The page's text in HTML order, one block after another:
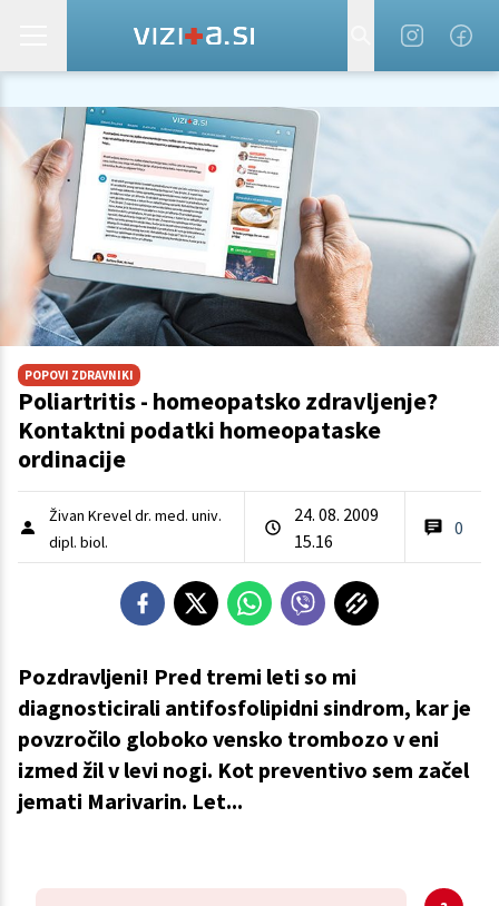
POPOVI ZDRAVNIKI
Poliartritis - homeopatsko zdravljenje?
Kontaktni podatki homeopataske
ordinacije
Živan Krevel dr. med. univ.
dipl. biol.
24. 08. 2009
15.16
0
Pozdravljeni! Pred tremi leti so mi
diagnosticirali antifosfolipidni sindrom, kar je
povzročilo globoko vensko trombozo v eni
izmed žil v levi nogi. Kot preventivo sem začel
jemati Marivarin. Let...